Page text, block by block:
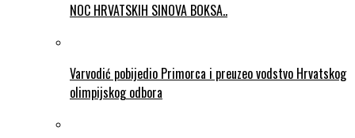
NOC HRVATSKIH SINOVA BOKSA..
Varvodić pobijedio Primorca i preuzeo vodstvo Hrvatskog
olimpijskog odbora